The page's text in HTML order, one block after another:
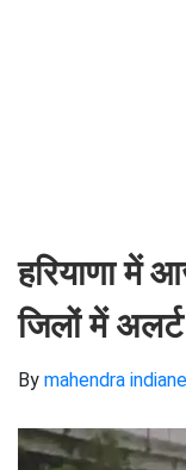
हरियाणा में
जिलों में अलर्ट
By mahendra